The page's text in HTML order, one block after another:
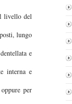
livello del
lungo
e
interna e
per